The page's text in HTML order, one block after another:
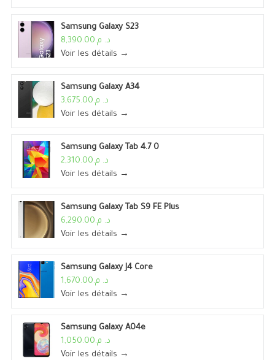
Samsung Galaxy S23
د. م.8,390.00
Voir les détails →
Samsung Galaxy A34
د. م.3,675.00
Voir les détails →
Samsung Galaxy Tab 4.7 0
د. م.2,310.00
Voir les détails →
Samsung Galaxy Tab S9 FE Plus
د. م.6,290.00
Voir les détails →
Samsung Galaxy J4 Core
د. م.1,670.00
Voir les détails →
Samsung Galaxy A04e
د. م.1,050.00
Voir les détails →